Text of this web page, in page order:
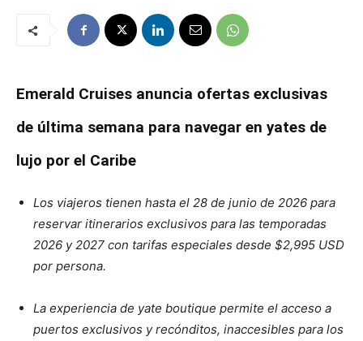
Emerald Cruises anuncia ofertas exclusivas
de última semana para navegar en yates de
lujo por el Caribe
Los viajeros tienen hasta el 28 de junio de 2026 para
reservar itinerarios exclusivos para las temporadas
2026 y 2027 con tarifas especiales desde $2,995 USD
por persona.
La experiencia de yate boutique permite el acceso a
puertos exclusivos y recónditos, inaccesibles para los